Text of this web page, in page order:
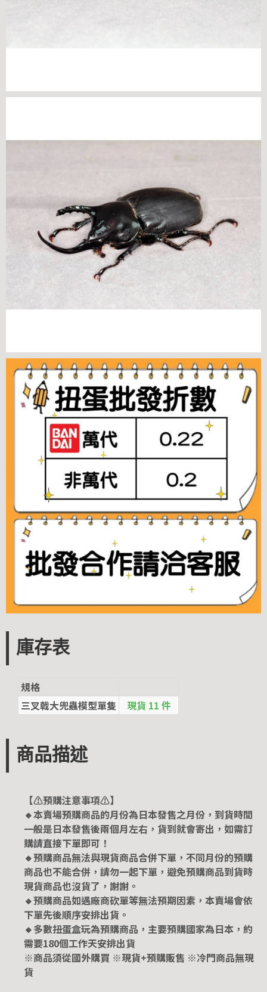
庫存表
規格
三叉戟大兜蟲模型單隻
現貨 11 件
商品描述
【⚠️預購注意事項⚠️】
🔸本賣場預購商品的月份為日本發售之月份，到貨時間
一般是日本發售後兩個月左右，貨到就會寄出，如需訂
購請直接下單即可！
🔸預購商品無法與現貨商品合併下單，不同月份的預購
商品也不能合併，請勿一起下單，避免預購商品到貨時
現貨商品也沒貨了，謝謝。
🔸預購商品如遇廠商砍單等無法預期因素，本賣場會依
下單先後順序安排出貨。
🔸多數扭蛋盒玩為預購商品，主要預購國家為日本，約
需要180個工作天安排出貨
※商品須從國外購買 ※現貨+預購販售 ※冷門商品無現
貨